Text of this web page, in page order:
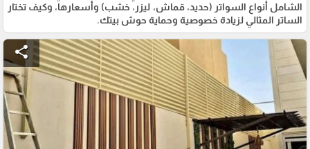
الشامل أنواع السواتر (حديد، قماش، ليزر، خشب) وأسعارها، وكيف تختار
الساتر المثالي لزيادة خصوصية وحماية حوش بيتك.
share